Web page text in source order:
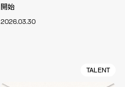
開始
2026.03.30
TALENT